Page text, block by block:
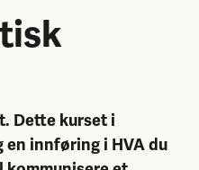
Dette kurset i
innføring i HVA du